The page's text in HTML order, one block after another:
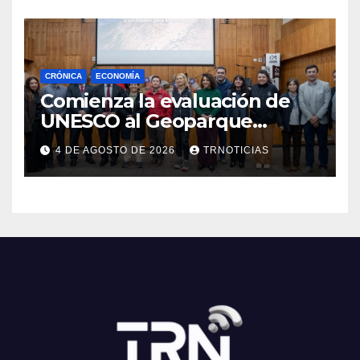
CRÓNICA ECONOMÍA
Comienza la evaluación de
UNESCO al Geoparque
Aspirante Pillanmapu en el
Maule
4 DE AGOSTO DE 2026 TRNOTICIAS